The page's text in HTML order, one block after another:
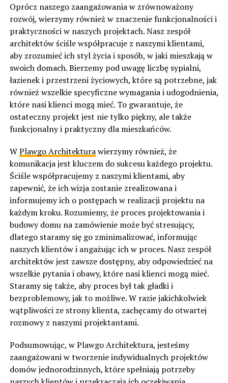
Oprócz naszego zaangażowania w zrównoważony
rozwój, wierzymy również w znaczenie funkcjonalności i
praktyczności w naszych projektach. Nasz zespół
architektów ściśle współpracuje z naszymi klientami,
aby zrozumieć ich styl życia i sposób, w jaki mieszkają w
swoich domach. Bierzemy pod uwagę liczbę sypialni,
łazienek i przestrzeni życiowych, które są potrzebne, jak
również wszelkie specyficzne wymagania i udogodnienia,
które nasi klienci mogą mieć. To gwarantuje, że
ostateczny projekt jest nie tylko piękny, ale także
funkcjonalny i praktyczny dla mieszkańców.
WPlawgo Architekturawierzymy również, że
komunikacja jest kluczem do sukcesu każdego projektu.
Ściśle współpracujemy z naszymi klientami, aby
zapewnić, że ich wizja zostanie zrealizowana i
informujemy ich o postępach w realizacji projektu na
każdym kroku. Rozumiemy, że proces projektowania i
budowy domu na zamówienie może być stresujący,
dlatego staramy się go zminimalizować, informując
naszych klientów i angażując ich w proces. Nasz zespół
architektów jest zawsze dostępny, aby odpowiedzieć na
wszelkie pytania i obawy, które nasi klienci mogą mieć.
Staramy się także, aby proces był tak gładki i
bezproblemowy, jak to możliwe. W razie jakichkolwiek
wątpliwości ze strony klienta, zachęcamy do otwartej
rozmowy z naszymi projektantami.
Podsumowując, w Plawgo Architektura, jesteśmy
zaangażowani w tworzenie indywidualnych projektów
domów jednorodzinnych, które spełniają potrzeby